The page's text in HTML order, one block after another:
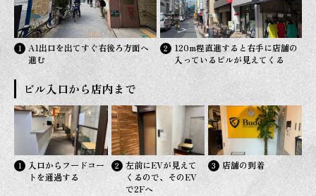
A1出口を出てすぐ右後ろ方面へ
進む
120m程直進すると右手に店舗の
入っているビルが見えてくる
ビル入口から店内まで
入口からフードコー
トを通過する
左前にEVが見えて
くるので、そのEV
で2Fへ
店舗の到着